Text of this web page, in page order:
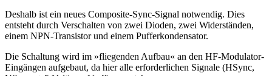
Deshalb ist ein neues Composite-Sync-Signal notwendig. Dies
entsteht durch Verschalten von zwei Dioden, zwei Widerständen,
einem NPN-Transistor und einem Pufferkondensator.
Die Schaltung wird im »fliegenden Aufbau« an den HF-Modulator-
Eingängen aufgebaut, da hier alle erforderlichen Signale (HSync,